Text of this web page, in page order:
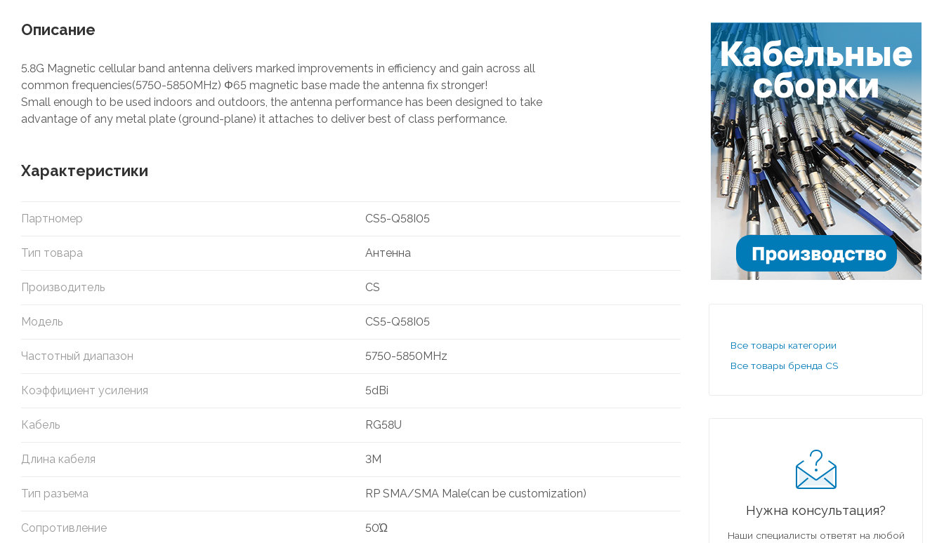
Описание
5.8G Magnetic cellular band antenna delivers marked improvements in efficiency and gain across all
common frequencies(5750-5850MHz) Φ65 magnetic base made the antenna fix stronger!
Small enough to be used indoors and outdoors, the antenna performance has been designed to take
advantage of any metal plate (ground-plane) it attaches to deliver best of class performance.
Характеристики
Партномер CS5-Q58I05
Тип товара Антенна
Производитель CS
Модель CS5-Q58I05
Частотный диапазон 5750-5850MHz
Коэффициент усиления 5dBi
Кабель RG58U
Длина кабеля 3M
Тип разъема RP SMA/SMA Male(can be customization)
Сопротивление 50Ώ
Все товары категории
Все товары бренда CS
Нужна консультация?
Наши специалисты ответят на любой